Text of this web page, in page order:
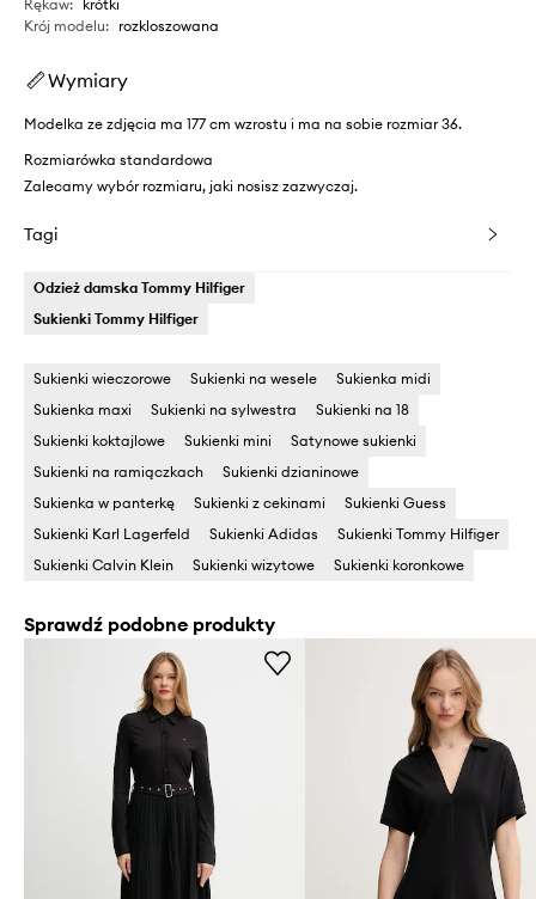
Rękaw:
krótki
Krój modelu: rozkloszowana
Wymiary
Modelka ze zdjęcia ma 177 cm wzrostu i ma na sobie rozmiar 36.
Rozmiarówka standardowa
Zalecamy wybór rozmiaru, jaki nosisz zazwyczaj.
Tagi
Odzież damska Tommy Hilfiger
Sukienki Tommy Hilfiger
Sukienki wieczorowe Sukienki na wesele
Sukienka midi
Sukienka maxi
Sukienki na sylwestra
Sukienki na 18
Sukienki koktajlowe
Sukienki mini
Satynowe sukienki
Sukienki na ramiączkach
Sukienki dzianinowe
Sukienka w panterkę
Sukienki z cekinami
Sukienki Guess
Sukienki Karl Lagerfeld
Sukienki Adidas
Sukienki Tommy Hilfiger
Sukienki Calvin Klein
Sukienki wizytowe Sukienki koronkowe
Sprawdź podobne produkty